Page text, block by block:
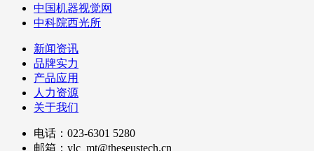
中国机器视觉网
中科院西光所
新闻资讯
品牌实力
产品应用
人力资源
关于我们
电话：023-6301 5280
邮箱：ylc_mt@theseustech.cn